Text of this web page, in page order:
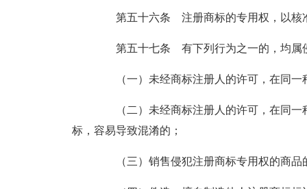
第五十六条 注册商标的专用权，以核
第五十七条 有下列行为之一的，均属
（一）未经商标注册人的许可，在同一
（二）未经商标注册人的许可，在同一
标，容易导致混淆的；
（三）销售侵犯注册商标专用权的商品